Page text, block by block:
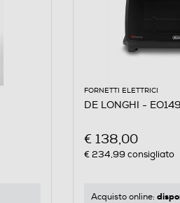
FORNETTI ELETTRICI
DE LONGHI -
€ 138,00
€ 234,99 consigliato
Acquisto online: